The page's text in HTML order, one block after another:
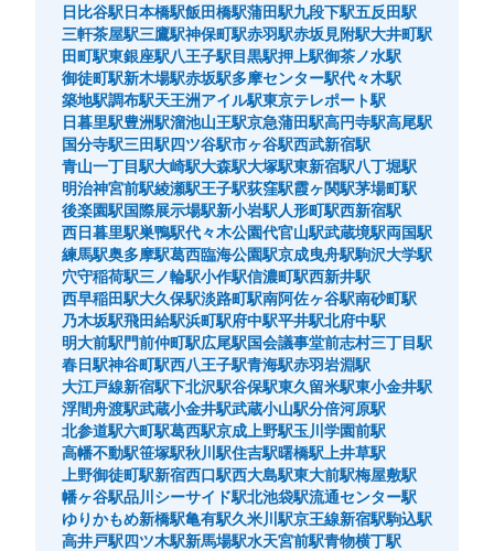
日比谷駅日本橋駅飯田橋駅蒲田駅九段下駅五反田駅
三軒茶屋駅三鷹駅神保町駅赤羽駅赤坂見附駅大井町駅
田町駅東銀座駅八王子駅目黒駅押上駅御茶ノ水駅
御徒町駅新木場駅赤坂駅多摩センター駅代々木駅
築地駅調布駅天王洲アイル駅東京テレポート駅
日暮里駅豊洲駅溜池山王駅京急蒲田駅高円寺駅高尾駅
国分寺駅三田駅四ツ谷駅市ヶ谷駅西武新宿駅
青山一丁目駅大崎駅大森駅大塚駅東新宿駅八丁堀駅
明治神宮前駅綾瀬駅王子駅荻窪駅霞ヶ関駅茅場町駅
後楽園駅国際展示場駅新小岩駅 人形町駅西新宿駅
西日暮里駅巣鴨駅代々木公園代官山駅武蔵境駅両国駅
練馬駅奥多摩駅葛西臨海公園駅京成曳舟駅駒沢大学駅
穴守稲荷駅三ノ輪駅小作駅信濃町駅西新井駅
西早稲田駅大久保駅淡路町駅南阿佐ヶ谷駅南砂町駅
乃木坂駅飛田給駅浜町駅府中駅平井駅北府中駅
明大前駅門前仲町駅広尾駅国会議事堂前志村三丁目駅
春日駅神谷町駅西八王子駅青海駅赤羽岩淵駅
大江戸線新宿駅下北沢駅谷保駅東久留米駅東小金井駅
浮間舟渡駅武蔵小金井駅武蔵小山駅分倍河原駅
北参道駅六町駅葛西駅京成上野駅玉川学園前駅
高幡不動駅笹塚駅秋川駅住吉駅曙橋駅 上井草駅
上野御徒町駅新宿西口駅西大島駅東大前駅梅屋敷駅
幡ヶ谷駅品川シーサイド駅北池袋駅流通センター駅
ゆりかもめ新橋駅亀有駅久米川駅京王線新宿駅駒込駅
高井戸駅四ツ木駅新馬場駅水天宮前駅青物横丁駅